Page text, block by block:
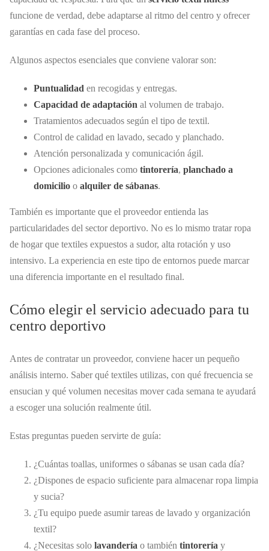
funcione de verdad, debe adaptarse al ritmo del centro y ofrecer
garantías en cada fase del proceso.
Algunos aspectos esenciales que conviene valorar son:
Puntualidad en recogidas y entregas.
Capacidad de adaptación al volumen de trabajo.
Tratamientos adecuados según el tipo de textil.
Control de calidad en lavado, secado y planchado.
Atención personalizada y comunicación ágil.
Opciones adicionales como tintorería, planchado a
domicilio o alquiler de sábanas.
También es importante que el proveedor entienda las
particularidades del sector deportivo. No es lo mismo tratar ropa
de hogar que textiles expuestos a sudor, alta rotación y uso
intensivo. La experiencia en este tipo de entornos puede marcar
una diferencia importante en el resultado final.
Cómo elegir el servicio adecuado para tu
centro deportivo
Antes de contratar un proveedor, conviene hacer un pequeño
análisis interno. Saber qué textiles utilizas, con qué frecuencia se
ensucian y qué volumen necesitas mover cada semana te ayudará
a escoger una solución realmente útil.
Estas preguntas pueden servirte de guía:
¿Cuántas toallas, uniformes o sábanas se usan cada día?
¿Dispones de espacio suficiente para almacenar ropa limpia
y sucia?
¿Tu equipo puede asumir tareas de lavado y organización
textil?
¿Necesitas solo lavandería o también tintorería y